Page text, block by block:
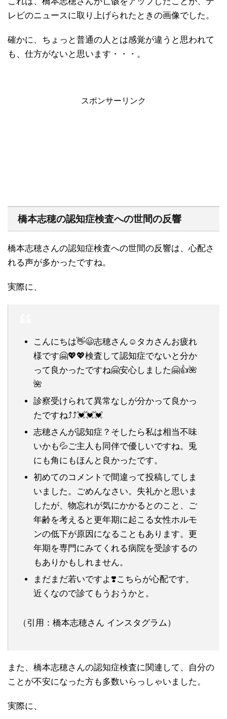
レビのニュースに取り上げられたときの画像でした。
確かに、ちょっと普通の人とは感覚が違うと思われて
も、仕方がないと思います・・・。
スポンサーリンク
橋本志穂の認知症検査への世間の反響
橋本志穂さんの認知症検査への世間の反響は、心配さ
れる声が多かったですね。
実際に、
こんにちは👋😃志穂さん☺️タカさんお疲れ
様です🤗💖💖検査して認知症でないと分か
って良かったですね🤗安心しました🤗👍️🌺
🌺
診察受けられて異常なしが分かって良かっ
たですね⤴️⤴️💓💓💓
志穂さんが認知症？そしたら私は相当不味
いかも💦ご主人も同伴で優しいですね。兎
にも角にもほんと良かったです。
初めてのコメントで間違って投稿してしま
いました。ごめんなさい。失礼かと思いま
したが、物忘れが気にかかるとのこと、ご
年齢を考えると更年期に起こる女性ホルモ
ンの低下が原因になることもあります。更
年期を専門にみてくれる病院を受診するの
もありかもしれません。
まだまだ若いですよ❣️こちらが心配です。
近くなので診てもうおうかと。
（引用：橋本志穂さん インスタグラム）
また、橋本志穂さんの認知症検査に関連して、自分の
ことが不安になった方も多数いらっしゃいました。
実際に、